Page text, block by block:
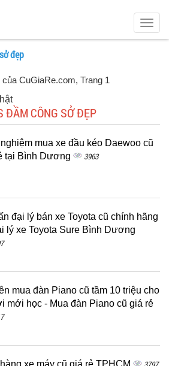
đẹp
CuGiaRe.com, Trang 1
ĐẦM CÔNG SỞ ĐẸP
mua xe đầu kéo Daewoo cũ
tại Bình Dương
3963
đại lý bán xe Toyota cũ chính hãng
lý xe Toyota Sure Bình Dương
mua đàn Piano cũ tầm 10 triệu cho
mới học - Mua đàn Piano cũ giá rẻ
xe máy cũ giá rẻ TPHCM